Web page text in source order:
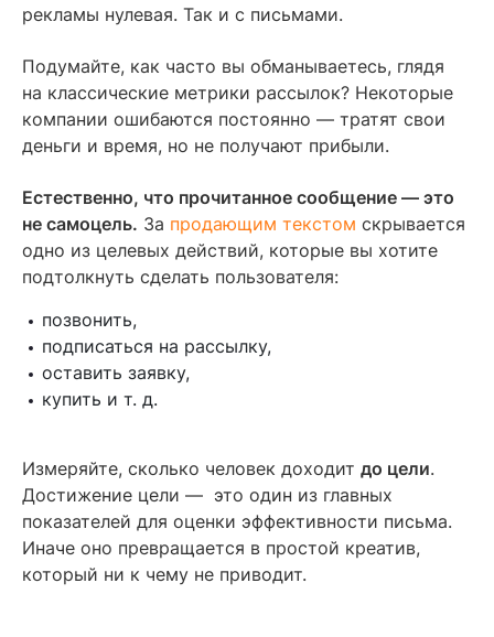
рекламы нулевая. Так и с письмами.
Подумайте, как часто вы обманываетесь, глядя
на классические метрики рассылок? Некоторые
компании ошибаются постоянно — тратят свои
деньги и время, но не получают прибыли.
Естественно, что прочитанное сообщение — это
не самоцель. За продающим текстом скрывается
одно из целевых действий, которые вы хотите
подтолкнуть сделать пользователя:
позвонить,
подписаться на рассылку,
оставить заявку,
купить и т. д.
Измеряйте, сколько человек доходит до цели.
Достижение цели — это один из главных
показателей для оценки эффективности письма.
Иначе оно превращается в простой креатив,
который ни к чему не приводит.